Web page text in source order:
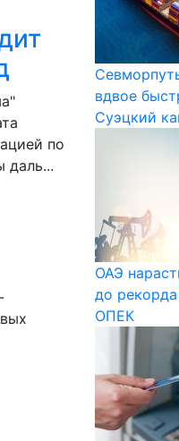
по
даль...
вдвое
Суэцкий
ОАЭ
до
ОПЕК